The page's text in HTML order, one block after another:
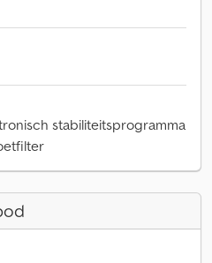
stabiliteitsprogramma